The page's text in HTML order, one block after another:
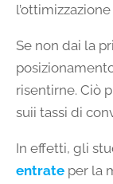
Se non dai la
risentirne. Ciò
suii tassi di
In effetti, gli
entrate per la